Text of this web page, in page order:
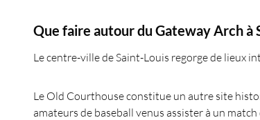
Que faire autour du Gateway Arch à
Le centre-ville de Saint-Louis regorge de lieux
Le Old Courthouse constitue un autre site
amateurs de baseball venus assister à un match